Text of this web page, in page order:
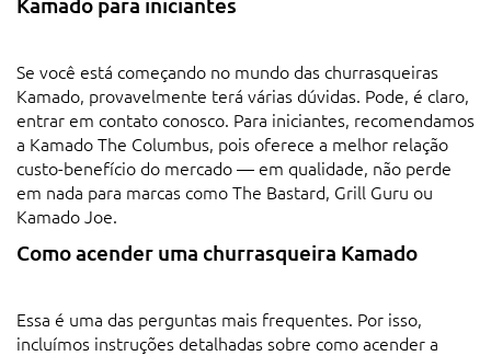
Se você está começando no mundo das churrasqueiras
Kamado, provavelmente terá várias dúvidas. Pode, é claro,
entrar em contato conosco. Para iniciantes, recomendamos
a Kamado The Columbus, pois oferece a melhor relação
custo-benefício do mercado — em qualidade, não perde
em nada para marcas como The Bastard, Grill Guru ou
Kamado Joe.
Como acender uma churrasqueira Kamado
Essa é uma das perguntas mais frequentes. Por isso,
incluímos instruções detalhadas sobre como acender a